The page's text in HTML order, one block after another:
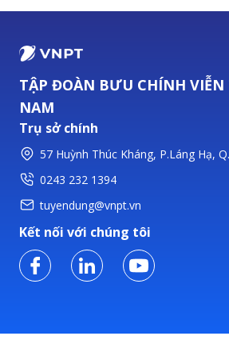
TẬP ĐOÀN BƯU CHÍNH VIỄN
NAM
Trụ sở chính
57 Huỳnh Thúc Kháng, P.Láng Hạ,
0243 232 1394
tuyendung@vnpt.vn
Kết nối với chúng tôi